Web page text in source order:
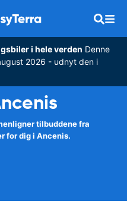
i hele verden Denne
2026 - udnyt den i
tilbuddene fra
for dig i Ancenis.